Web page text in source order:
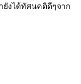
ยังได้ทัศนคติดีๆจาก